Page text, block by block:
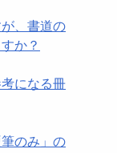
、書道の
か？
になる冊
のみ」の